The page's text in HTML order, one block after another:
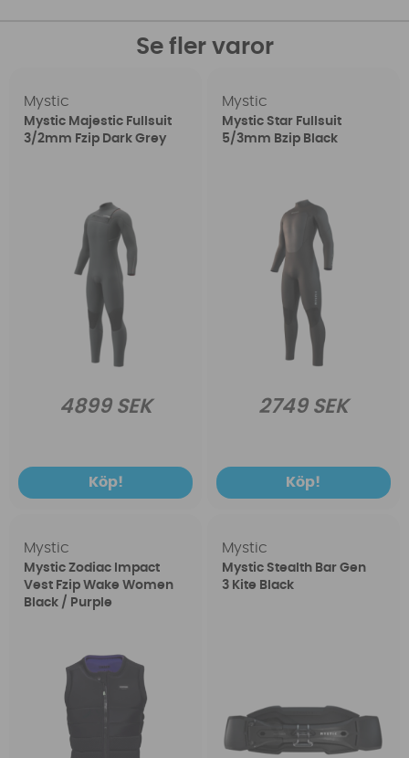
Se fler varor
Mystic
Mystic Majestic Fullsuit
3/2mm Fzip Dark Grey
4899 SEK
Köp!
Mystic
Mystic Star Fullsuit
5/3mm Bzip Black
2749 SEK
Köp!
Mystic
Mystic Zodiac Impact
Vest Fzip Wake Women
Black / Purple
Mystic
Mystic Stealth Bar Gen
3 Kite Black